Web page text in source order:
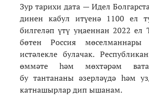
Зур тарихи дата — Идел
динен кабул итүенә 1100 ел
билгеләп үтү уңаеннан 2022 ел
бөтен Россия мөселманнары
истәлекле булачак.
өммәте һәм мөхтәрәм
бу тантананы әзерләүдә һәм
катнашырлар дип ышанам.